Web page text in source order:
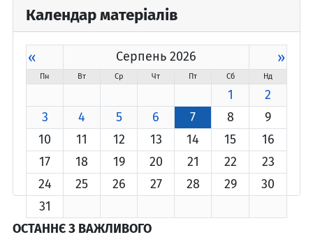
Календар матеріалів
« Серпень 2026 »
Пн Вт Ср Чт Пт Сб Нд
1
2
3
4 5 6 7 8
9
10
11 12 13 14 15
16
17
18 19 20 21 22
23
24
25 26 27 28 29
30
31
ОСТАННЄ З ВАЖЛИВОГО